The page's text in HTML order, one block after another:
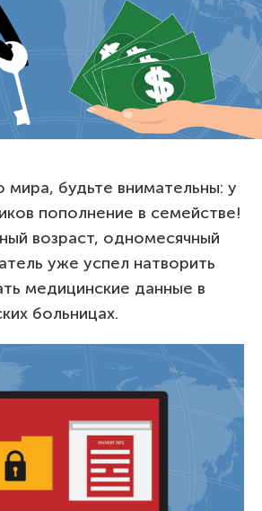
мира, будьте внимательны: у
пополнение в семействе!
возраст, одномесячный
уже успел натворить
медицинские данные в
больницах.